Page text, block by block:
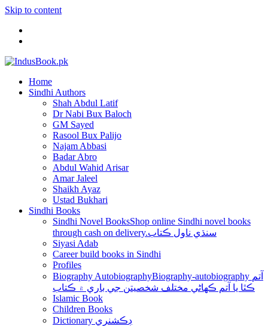
Skip to content
Home
Sindhi Authors
Shah Abdul Latif
Dr Nabi Bux Baloch
GM Sayed
Rasool Bux Palijo
Najam Abbasi
Badar Abro
Abdul Wahid Arisar
Amar Jaleel
Shaikh Ayaz
Ustad Bukhari
Sindhi Books
Sindhi Novel BooksShop online Sindhi novel books
through cash on delivery.سنڌي ناول ڪتاب
Siyasi Adab
Career build books in Sindhi
Profiles
Biography AutobiographyBiography-autobiography آتم
ڪٿا يا آتم ڪھاڻي مختلف شخصيتن جي باري ۾ ڪتاب
Islamic Book
Children Books
Dictionary ڊڪشنري